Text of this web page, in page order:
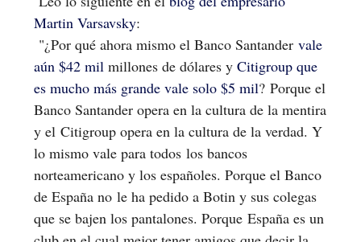
Martin Varsavsky:
"¿Por qué ahora mismo el Banco Santander vale
aún $42 mil millones de dólares y Citigroup que
es mucho más grande vale solo $5 mil? Porque el
Banco Santander opera en la cultura de la mentira
y el Citigroup opera en la cultura de la verdad. Y
lo mismo vale para todos los bancos
norteamericano y los españoles. Porque el Banco
de España no le ha pedido a Botin y sus colegas
que se bajen los pantalones. Porque España es un